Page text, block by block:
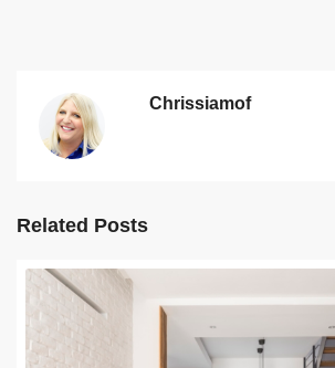
Chrissiamof
Related Posts